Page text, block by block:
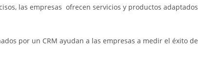
las empresas ofrecen servicios y productos adaptados
por un CRM ayudan a las empresas a medir el éxito de